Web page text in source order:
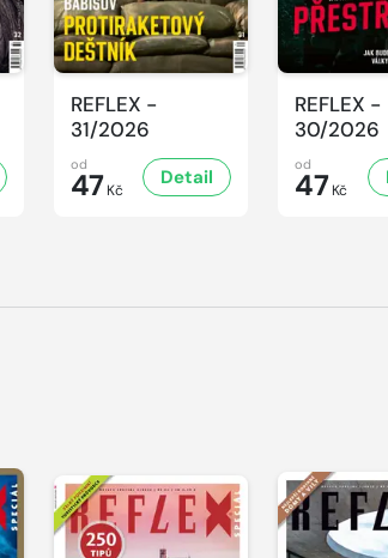
REFLEX -
31/2026
od
47 Kč
Detail
REFLEX -
30/2026
od
47 Kč